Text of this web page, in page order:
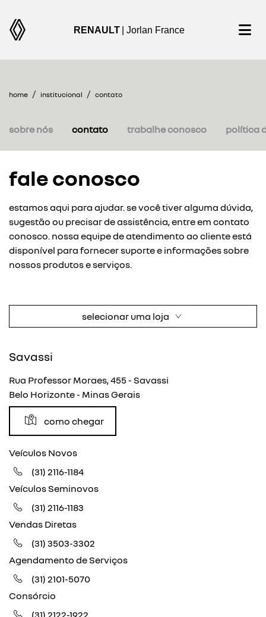
RENAULT | Jorlan France
home institucional contato
sobre nós contato trabalhe conosco política
fale conosco
estamos aqui para ajudar. se você tiver alguma dúvida,
sugestão ou precisar de assistência, entre em contato
conosco. nossa equipe de atendimento ao cliente está
disponível para fornecer suporte e informações sobre
nossos produtos e serviços.
selecionar uma loja
Savassi
Rua Professor Moraes, 455 - Savassi
Belo Horizonte - Minas Gerais
como chegar
Veículos Novos
(31) 2116-1184
Veículos Seminovos
(31) 2116-1183
Vendas Diretas
(31) 3503-3302
Agendamento de Serviços
(31) 2101-5070
Consórcio
(31) 2122-1922